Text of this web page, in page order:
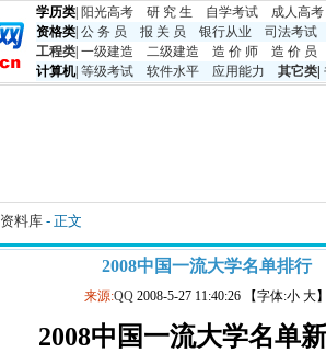
学历类 阳光高考 研 究 生 自学考试
成人高考
资格类 公 务 员 报 关 员 银行从业
司法考试
工程类 一级建造 二级建造 造 价 师
造 价 员
计算机| 等级考试 软件水平 应用能力 其它类
资料库 - 正文
2008中国一流大学名单排行
来源:QQ 2008-5-27 11:40:26 【字体:小 大
2008中国一流大学名单